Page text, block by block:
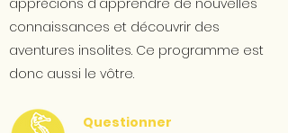
apprécions d'apprendre de nouvelles
connaissances et découvrir des
aventures insolites. Ce programme est
donc aussi le vôtre.
Questionner